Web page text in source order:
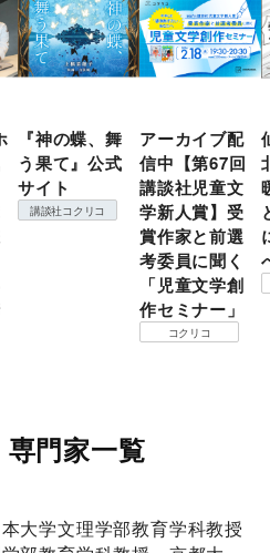
『神の蝶、舞
う果て』公式
サイト
講談社コクリコ
アーカイブ配
信中【第67回
講談社児童文
学新人賞】受
賞作家と前選
考委員に聞く
「児童文学創
作セミナー」
コクリコ
門家一覧
大学文理学部教育学科教授